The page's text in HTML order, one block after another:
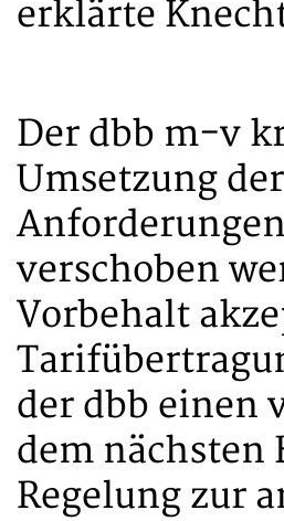
erklärte
Der dbb m-v
Umsetzung
verschoben
Vorbehalt
der dbb einen
dem nächsten
Regelung zur